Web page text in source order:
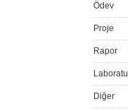
Ödev
Proje
Rapor
Diğer